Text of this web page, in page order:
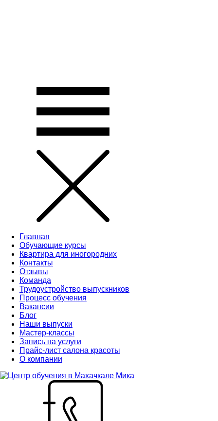
Главная
Обучающие курсы
Квартира для иногородних
Контакты
Отзывы
Команда
Трудоустройство выпускников
Процесс обучения
Вакансии
Блог
Наши выпуски
Мастер-классы
Запись на услуги
Прайс-лист салона красоты
О компании